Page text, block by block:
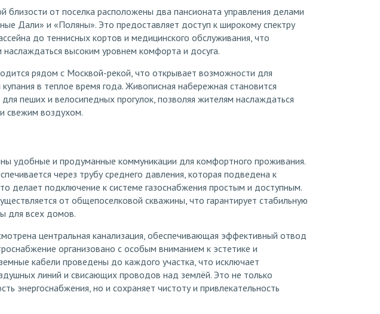
близости от поселка расположены два пансионата управления делами
Дали» и «Поляны». Это предоставляет доступ к широкому спектру
до теннисных кортов и медицинского обслуживания, что
высоким уровнем комфорта и досуга.
рядом с Москвой-рекой, что открывает возможности для
в теплое время года. Живописная набережная становится
пеших и велосипедных прогулок, позволяя жителям наслаждаться
свежим воздухом.
удобные и продуманные коммуникации для комфортного проживания.
через трубу среднего давления, которая подведена к
делает подключение к системе газоснабжения простым и доступным.
от общепоселковой скважины, что гарантирует стабильную
для всех домов.
центральная канализация, обеспечивающая эффективный отвод
организовано с особым вниманием к эстетике и
кабели проведены до каждого участка, что исключает
линий и свисающих проводов над землёй. Это не только
энергоснабжения, но и сохраняет чистоту и привлекательность